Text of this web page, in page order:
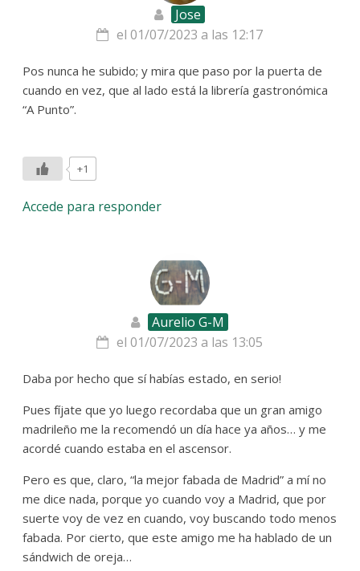
Jose
el 01/07/2023 a las 12:17
Pos nunca he subido; y mira que paso por la puerta de
cuando en vez, que al lado está la librería gastronómica
“A Punto”.
+1
Accede para responder
Aurelio G-M
el 01/07/2023 a las 13:05
Daba por hecho que sí habías estado, en serio!
Pues fíjate que yo luego recordaba que un gran amigo
madrileño me la recomendó un día hace ya años… y me
acordé cuando estaba en el ascensor.
Pero es que, claro, “la mejor fabada de Madrid” a mí no
me dice nada, porque yo cuando voy a Madrid, que por
suerte voy de vez en cuando, voy buscando todo menos
fabada. Por cierto, que este amigo me ha hablado de un
sándwich de oreja…